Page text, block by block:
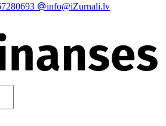
info@iZurnali.lv